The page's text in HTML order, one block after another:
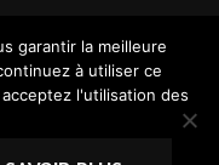
garantir la meilleure
à utiliser ce
l'utilisation des